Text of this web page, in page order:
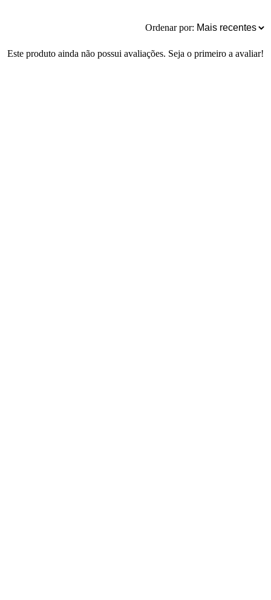
Ordenar por:
Este produto ainda não possui avaliações. Seja o primeiro a avaliar!